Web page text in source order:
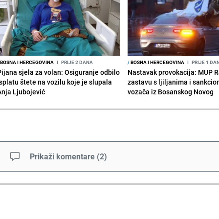
I HERCEGOVINA I PRIJE 2 DANA
sjela za volan: Osiguranje odbilo
štete na vozilu koje je slupala
Ljubojević
/BOSNA I HERCEGOVINA I PRIJE 1
Nastavak provokacija: MUP
zastavu s ljiljanima i
vozača iz Bosanskog Novog
Prikaži komentare (2)